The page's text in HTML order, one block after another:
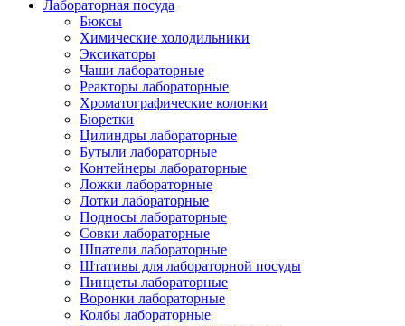
Лабораторная посуда
Бюксы
Химические холодильники
Эксикаторы
Чаши лабораторные
Реакторы лабораторные
Хроматографические колонки
Бюретки
Цилиндры лабораторные
Бутыли лабораторные
Контейнеры лабораторные
Ложки лабораторные
Лотки лабораторные
Подносы лабораторные
Совки лабораторные
Шпатели лабораторные
Штативы для лабораторной посуды
Пинцеты лабораторные
Воронки лабораторные
Колбы лабораторные